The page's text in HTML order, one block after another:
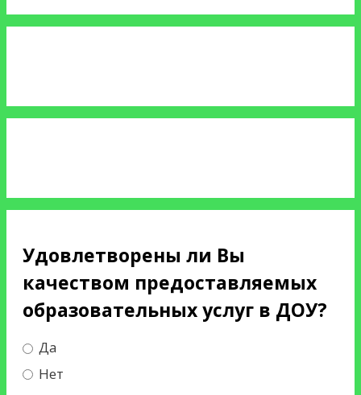
Удовлетворены ли Вы
качеством предоставляемых
образовательных услуг в ДОУ?
Да
Нет